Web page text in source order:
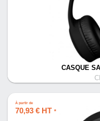
CASQUE
À partir de
70,93 € HT *